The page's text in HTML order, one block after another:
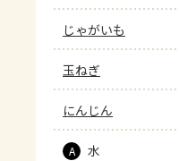
じゃがいも
玉ねぎ
にんじん
A 水